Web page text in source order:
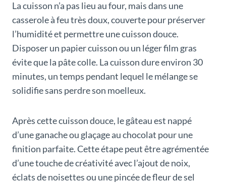
La cuisson n’a pas lieu au four, mais dans une
casserole à feu très doux, couverte pour préserver
l’humidité et permettre une cuisson douce.
Disposer un papier cuisson ou un léger film gras
évite que la pâte colle. La cuisson dure environ 30
minutes, un temps pendant lequel le mélange se
solidifie sans perdre son moelleux.
Après cette cuisson douce, le gâteau est nappé
d’une ganache ou glaçage au chocolat pour une
finition parfaite. Cette étape peut être agrémentée
d’une touche de créativité avec l’ajout de noix,
éclats de noisettes ou une pincée de fleur de sel